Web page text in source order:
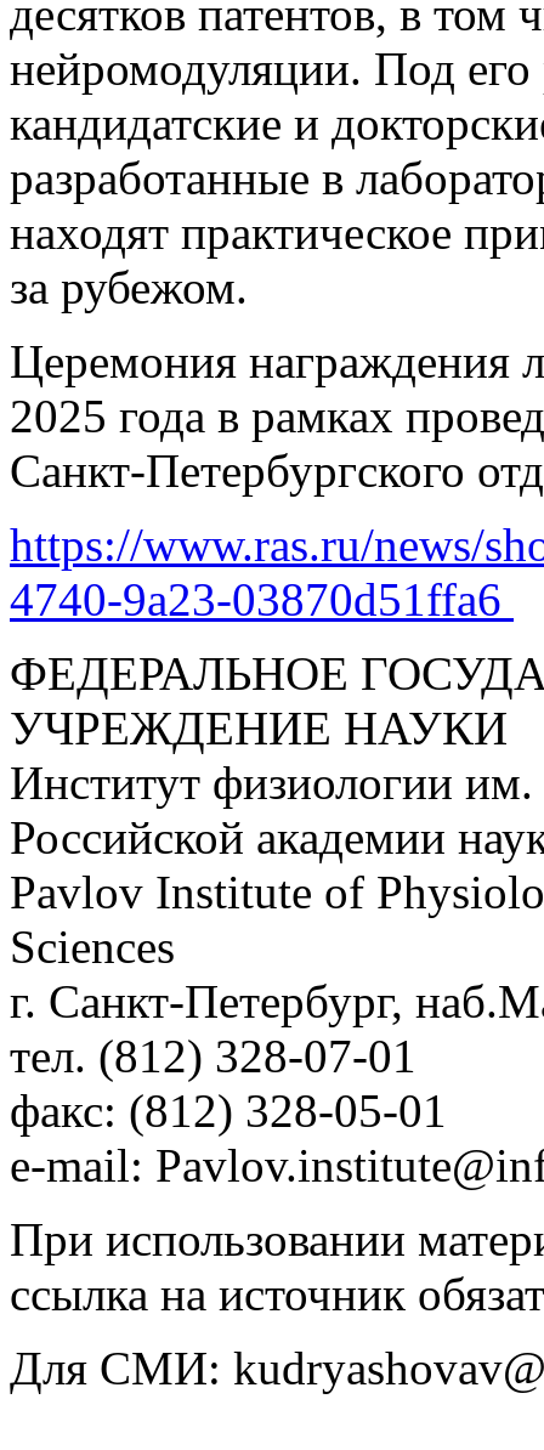
десятков патентов, в том
нейромодуляции. Под
кандидатские и
разработанные в
находят практическое
за рубежом.
Церемония награждения
2025 года в рамках
Санкт-Петербургского
https://www.ras.ru/news/
4740-9a23-03870d51ffa6
ФЕДЕРАЛЬНОЕ
УЧРЕЖДЕНИЕ НАУКИ
Институт физиологии
Российской академии
Pavlov Institute of
Sciences
г. Санкт-Петербург,
тел. (812) 328-07-01
факс: (812) 328-05-01
e-mail:
При использовании
ссылка на источник
Для СМИ: